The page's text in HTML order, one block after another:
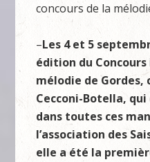
concours de la
–Les 4 et 5
édition du
mélodie de Gordes,
Cecconi-Botella,
dans toutes ces
l’association des
elle a été la